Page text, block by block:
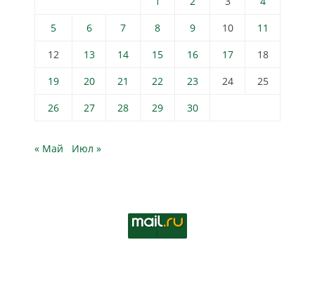
5
6 7 8 9 10
11
12
13 14 15 16 17
18
19
20 21 22 23 24
25
26
27 28 29 30
« Май Июл »